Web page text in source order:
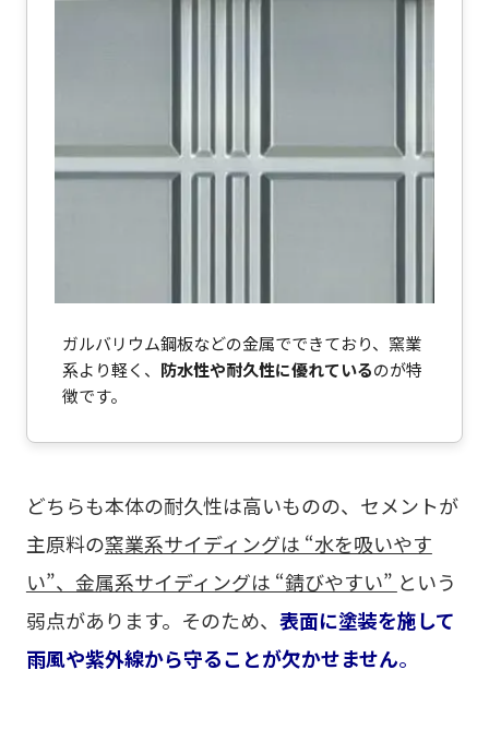
ガルバリウム鋼板などの金属でできており、窯業
系より軽く、 防水性や耐久性に優れているのが特
徴です。
どちらも本体の耐久性は高いものの、セメントが
主原料の窯業系サイディングは “水を吸いやす
い”、金属系サイディングは “錆びやすい” という
弱点があります。そのため、 表面に塗装を施して
雨風や紫外線から守ることが欠かせません。